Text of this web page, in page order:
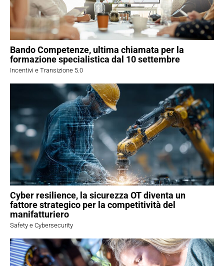
Bando Competenze, ultima chiamata per la
formazione specialistica dal 10 settembre
Incentivi e Transizione 5.0
Cyber resilience, la sicurezza OT diventa un
fattore strategico per la competitività del
manifatturiero
Safety e Cybersecurity